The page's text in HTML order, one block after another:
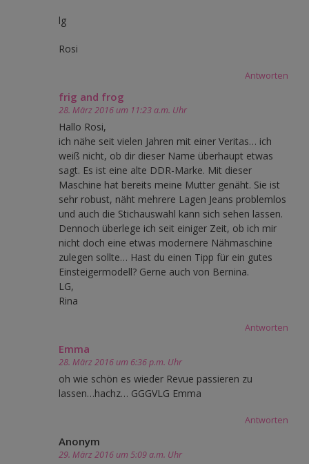
lg
Rosi
Antworten
frig and frog
28. März 2016 um 11:23 a.m. Uhr
Hallo Rosi,
ich nähe seit vielen Jahren mit einer Veritas… ich
weiß nicht, ob dir dieser Name überhaupt etwas
sagt. Es ist eine alte DDR-Marke. Mit dieser
Maschine hat bereits meine Mutter genäht. Sie ist
sehr robust, näht mehrere Lagen Jeans problemlos
und auch die Stichauswahl kann sich sehen lassen.
Dennoch überlege ich seit einiger Zeit, ob ich mir
nicht doch eine etwas modernere Nähmaschine
zulegen sollte… Hast du einen Tipp für ein gutes
Einsteigermodell? Gerne auch von Bernina.
LG,
Rina
Antworten
Emma
28. März 2016 um 6:36 p.m. Uhr
oh wie schön es wieder Revue passieren zu
lassen…hachz… GGGVLG Emma
Antworten
Anonym
29. März 2016 um 5:09 a.m. Uhr